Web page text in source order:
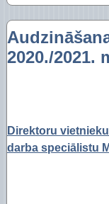
2020./2021.
Direktoru
darba speciālistu